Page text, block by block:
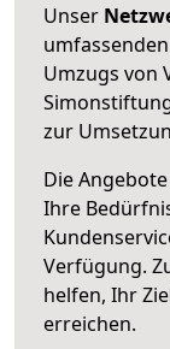
Unser
Umzugs von
zur
Die
Ihre
Verfügung.
helfen, Ihr
erreichen.